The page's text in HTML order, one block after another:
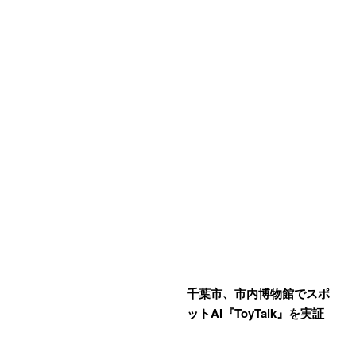
千葉市、市内博物館でスポ
ットAI『ToyTalk』を実証